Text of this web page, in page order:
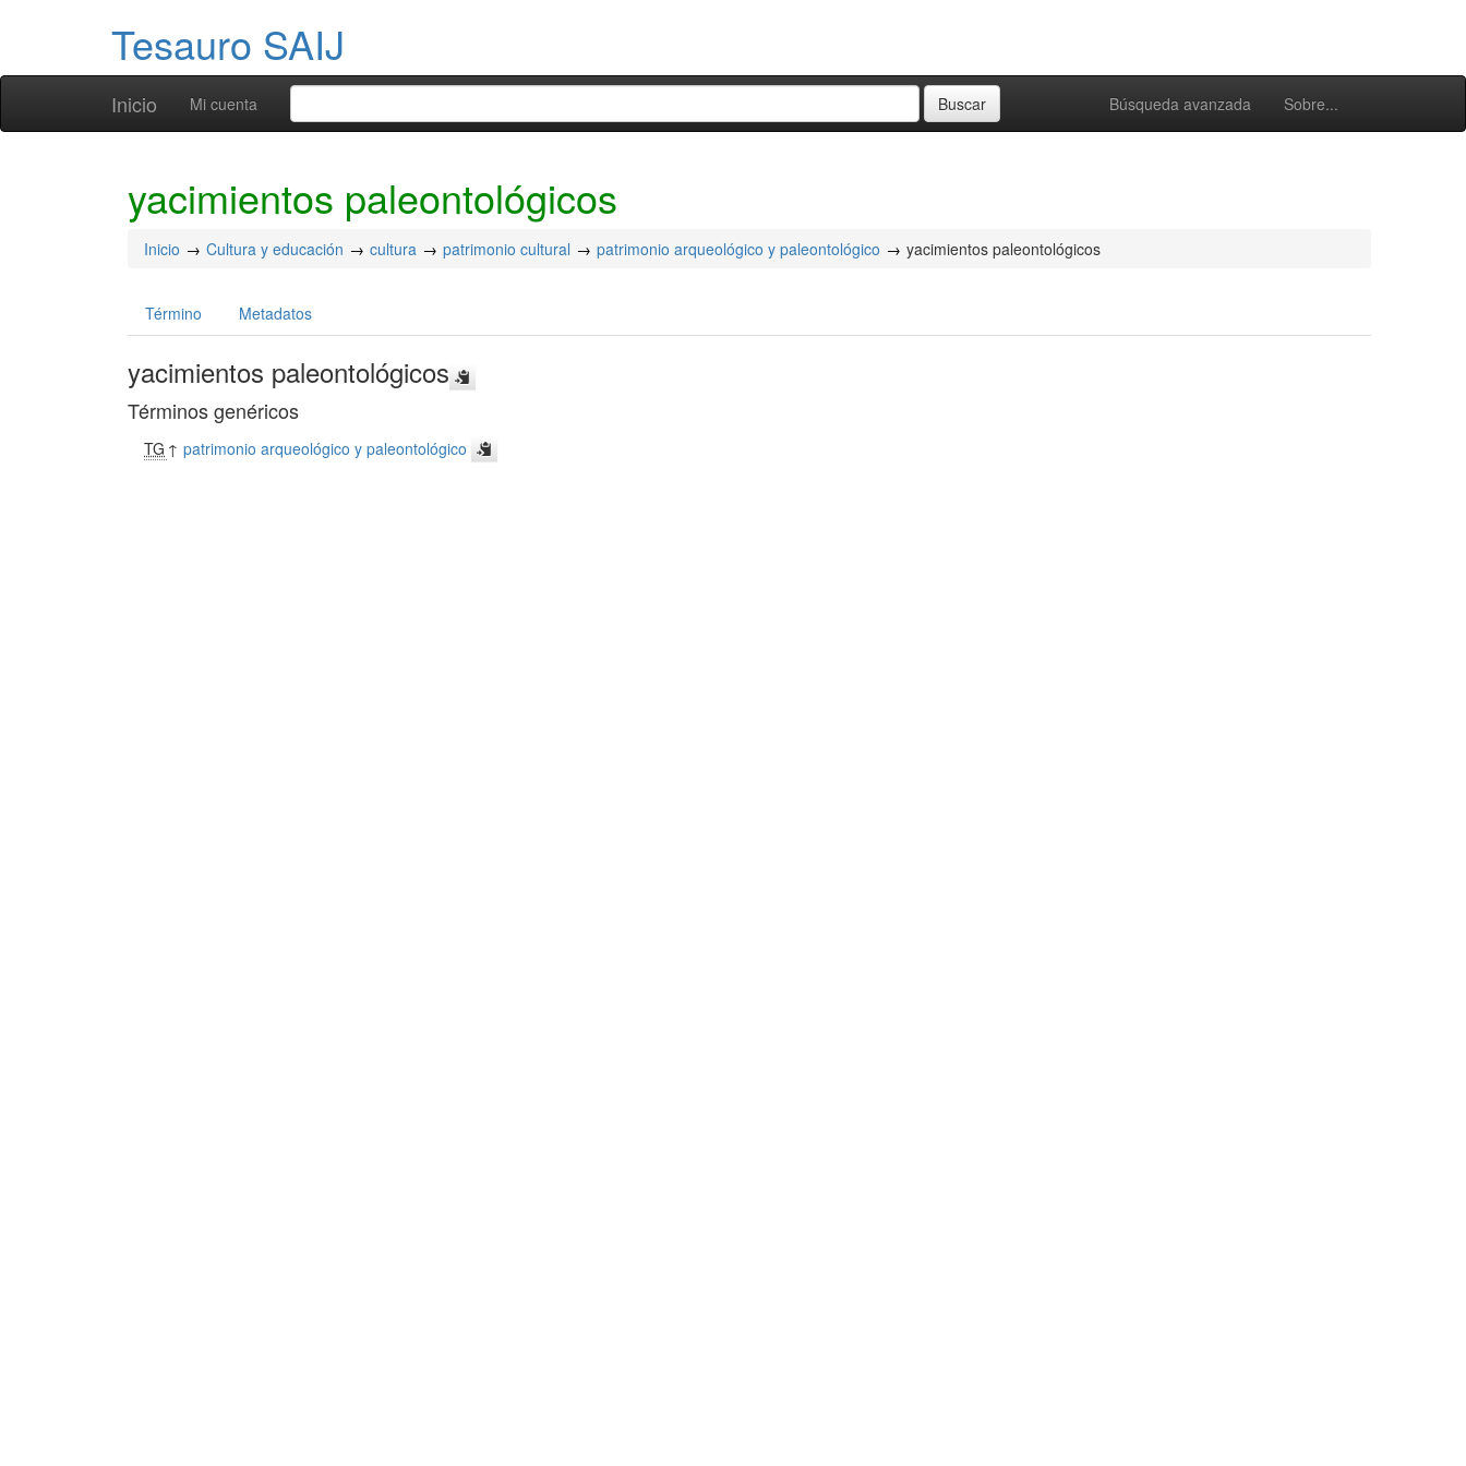
Tesauro SAIJ
Inicio Búsqueda avanzada Sobre...
Mi cuenta
yacimientos paleontológicos
Inicio Cultura y educación cultura patrimonio cultural patrimonio arqueológico y paleontológico yacimientos paleontológicos
Término Metadatos
yacimientos paleontológicos
Términos genéricos
TG ↑patrimonio arqueológico y paleontológico